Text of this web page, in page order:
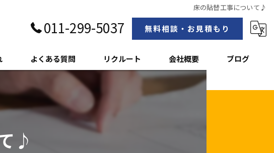
床の貼替工事について♪
011-299-5037 無料相談・お見積もり
よくある質問 リクルート 会社概要
スタッフ紹介
ブログ
♪